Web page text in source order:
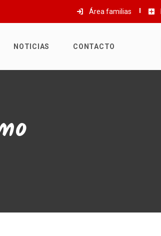
Área familias
NOTICIAS CONTACTO